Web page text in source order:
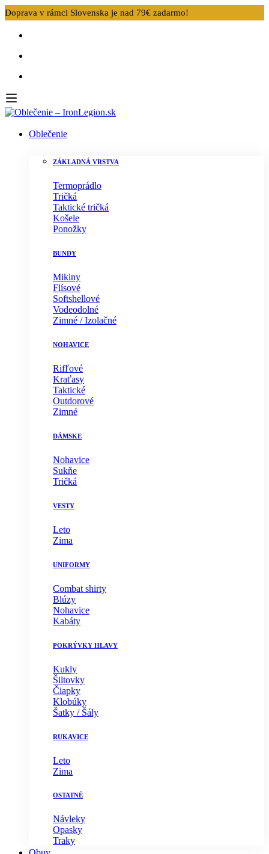
Doprava v rámci Slovenska je nad 79€ zadarmo!
Oblečenie
ZÁKLADNÁ VRSTVA
Termoprádlo
Tričká
Taktické tričká
Košele
Ponožky
BUNDY
Mikiny
Flísové
Softshellové
Vodeodolné
Zimné / Izolačné
NOHAVICE
Rifľové
Kraťasy
Taktické
Outdorové
Zimné
DÁMSKE
Nohavice
Sukňe
Tričká
VESTY
Leto
Zima
UNIFORMY
Combat shirty
Blúzy
Nohavice
Kabáty
POKRÝVKY HLAVY
Kukly
Šiltovky
Čiapky
Klobúky
Šatky / Šály
RUKAVICE
Leto
Zima
OSTATNÉ
Návleky
Opasky
Traky